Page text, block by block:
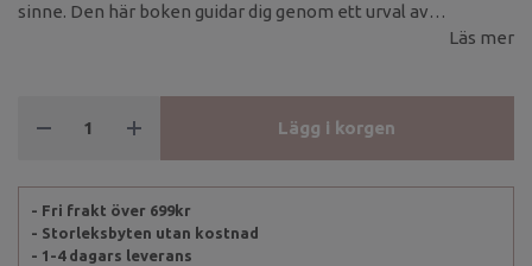
sinne. Den här boken guidar dig genom ett urval av
välgörande växter och deras läkande egenskaper – från att
Läs mer
Lägg i korgen
- Fri frakt över 699kr
- Storleksbyten utan kostnad
- 1-4 dagars leverans